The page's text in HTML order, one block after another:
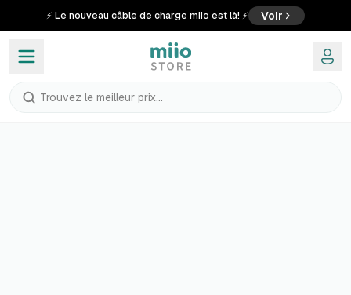
⚡ Le nouveau câble de charge miio est là! ⚡ Voir
Trouvez le meilleur prix...